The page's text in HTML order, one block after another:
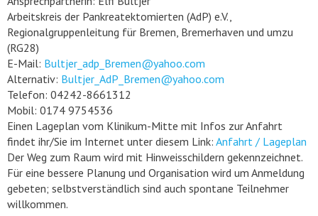
Arbeitskreis der Pankreatektomierten (AdP) e.V.,
Regionalgruppenleitung für Bremen, Bremerhaven und umzu
(RG28)
E-Mail: Bultjer_adp_Bremen@yahoo.com
Alternativ: Bultjer_AdP_Bremen@yahoo.com
Telefon: 04242-8661312
Mobil: 0174 9754536
Einen Lageplan vom Klinikum-Mitte mit Infos zur Anfahrt
findet ihr/Sie im Internet unter diesem Link: Anfahrt / Lageplan
Der Weg zum Raum wird mit Hinweisschildern gekennzeichnet.
Für eine bessere Planung und Organisation wird um Anmeldung
gebeten; selbstverständlich sind auch spontane Teilnehmer
willkommen.